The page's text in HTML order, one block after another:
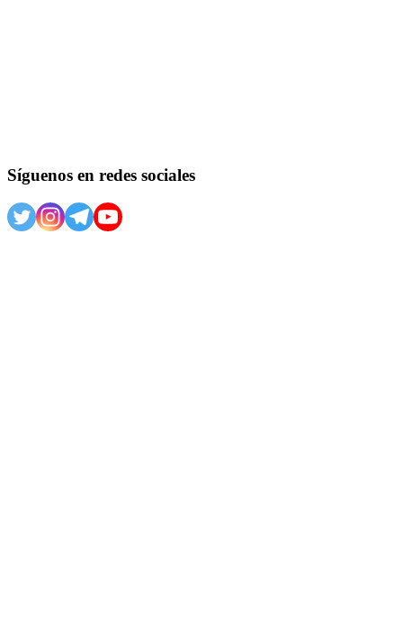
Síguenos en redes sociales